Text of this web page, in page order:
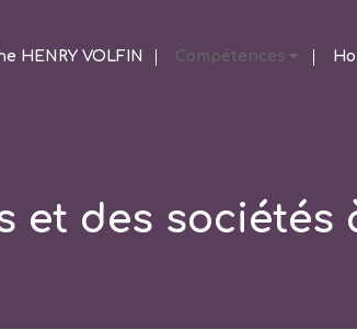
HENRY VOLFIN Compétences
et des sociétés